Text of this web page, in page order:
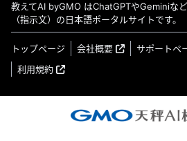
教えてAI byGMO はChatGPTやGeminiな
（指示文）の日本語ポータルサイトです。
トップページ 会社概要 サポートペ
利用規約